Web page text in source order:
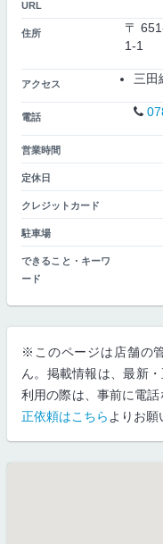
URL
住所
〒
1-1
アクセス 三田
電話
営業時間
定休日
クレジットカード
駐車場
できること・キーワ
ード
※このページは店舗の
ん。掲載情報は、最新
利用の際は、事前に電
正依頼はこちら よりお願